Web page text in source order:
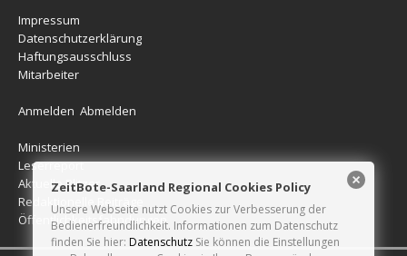
Impressum
Datenschutzerklärung
Haftungsausschluss
Mitarbeiter
Anmelden Abmelden
Ministerien
Leserreport
Aktuelle Blitzer
Redaktionelle Beiträge
Öffentlichkeitsfahndungen
ZeitBote-Saarland Regional Cookies Policy
Unsere Webseite nutzt Cookies zur Verbesserung der
Bedienerfreundlichkeit. Informationen zum Datenschutz
finden Sie hier: Datenschutz Sie können die Einstellungen